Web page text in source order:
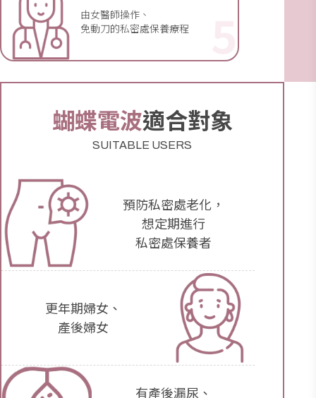
由女醫師操作、
免動刀的私密處保養療程
5
蝴蝶電波適合對象
SUITABLE USERS
預防私密處老化，
想定期進行
私密處保養者
更年期婦女、
產後婦女
有產後漏尿、